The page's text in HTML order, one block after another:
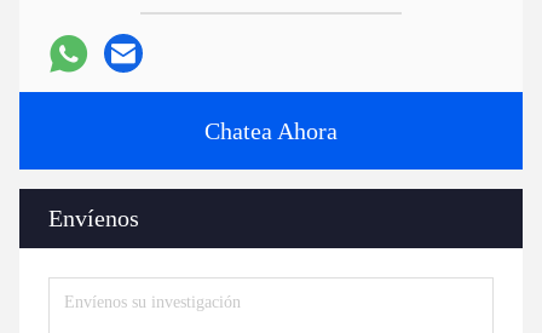
Chatea Ahora
Envíenos